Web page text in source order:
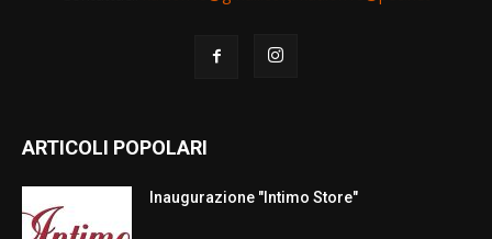
ARTICOLI POPOLARI
Inaugurazione "Intimo Store"